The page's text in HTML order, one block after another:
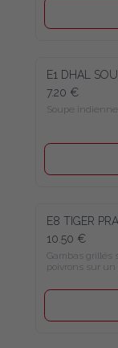
E1 DHAL
7.20 €
Soupe
E8 TIGER
10.50 €
Gambas grillés
poivrons sur un